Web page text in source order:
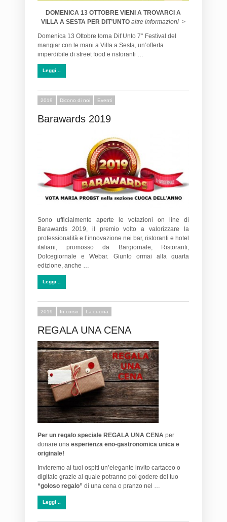
DOMENICA 13 OTTOBRE VIENI A TROVARCI A
VILLA A SESTA PER DIT’UNTO altre informazioni >
Domenica 13 Ottobre torna Dit’Unto 7° Festival del
mangiar con le mani a Villa a Sesta, un’offerta
imperdibile di street food e ristoranti …
Leggi ..
2019 Dicono di noi Eventi
Barawards 2019
Sono ufficialmente aperte le votazioni on line di
Barawards 2019, il premio volto a valorizzare la
professionalità e l’innovazione nei bar, ristoranti e hotel
italiani, promosso da Bargiornale, Ristoranti,
Dolcegiornale e Webar. Giunto ormai alla quarta
edizione, anche …
Leggi ..
2019 In corso La cucina
REGALA UNA CENA
Per un regalo speciale REGALA UNA CENA per
donare una esperienza eno-gastronomica unica e
originale!
Invieremo ai tuoi ospiti un’elegante invito cartaceo o
digitale grazie al quale potranno poi godere del tuo
“goloso regalo” di una cena o pranzo nel …
Leggi ..